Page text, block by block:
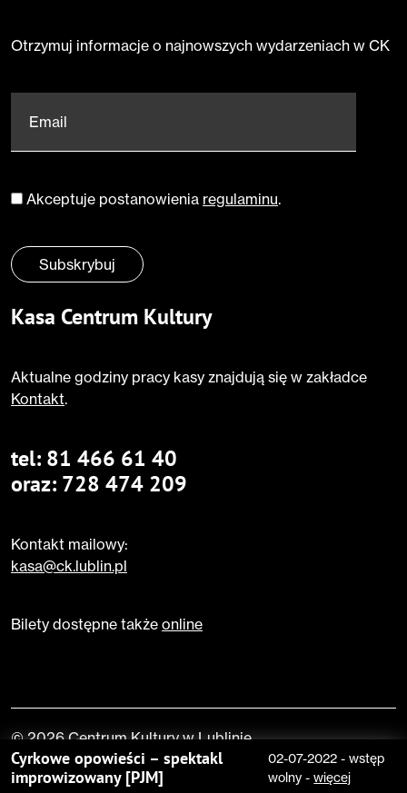
Cyrkowe opowieści – spektakl
improwizowany [PJM]
02-07-2022-wstęp
wolny- więcej
Otrzymuj informacje o najnowszych wydarzeniach w CK
Zgoda*
Akceptuje postanowienia regulaminu.
Subskrybuj
Kasa Centrum Kultury
Aktualne godziny pracy kasy znajdują się w zakładce
Kontakt.
tel: 81 466 61 40
oraz: 728 474 209
Kontakt mailowy:
kasa@ck.lublin.pl
Bilety dostępne także online
© 2026 Centrum Kultury w Lublinie